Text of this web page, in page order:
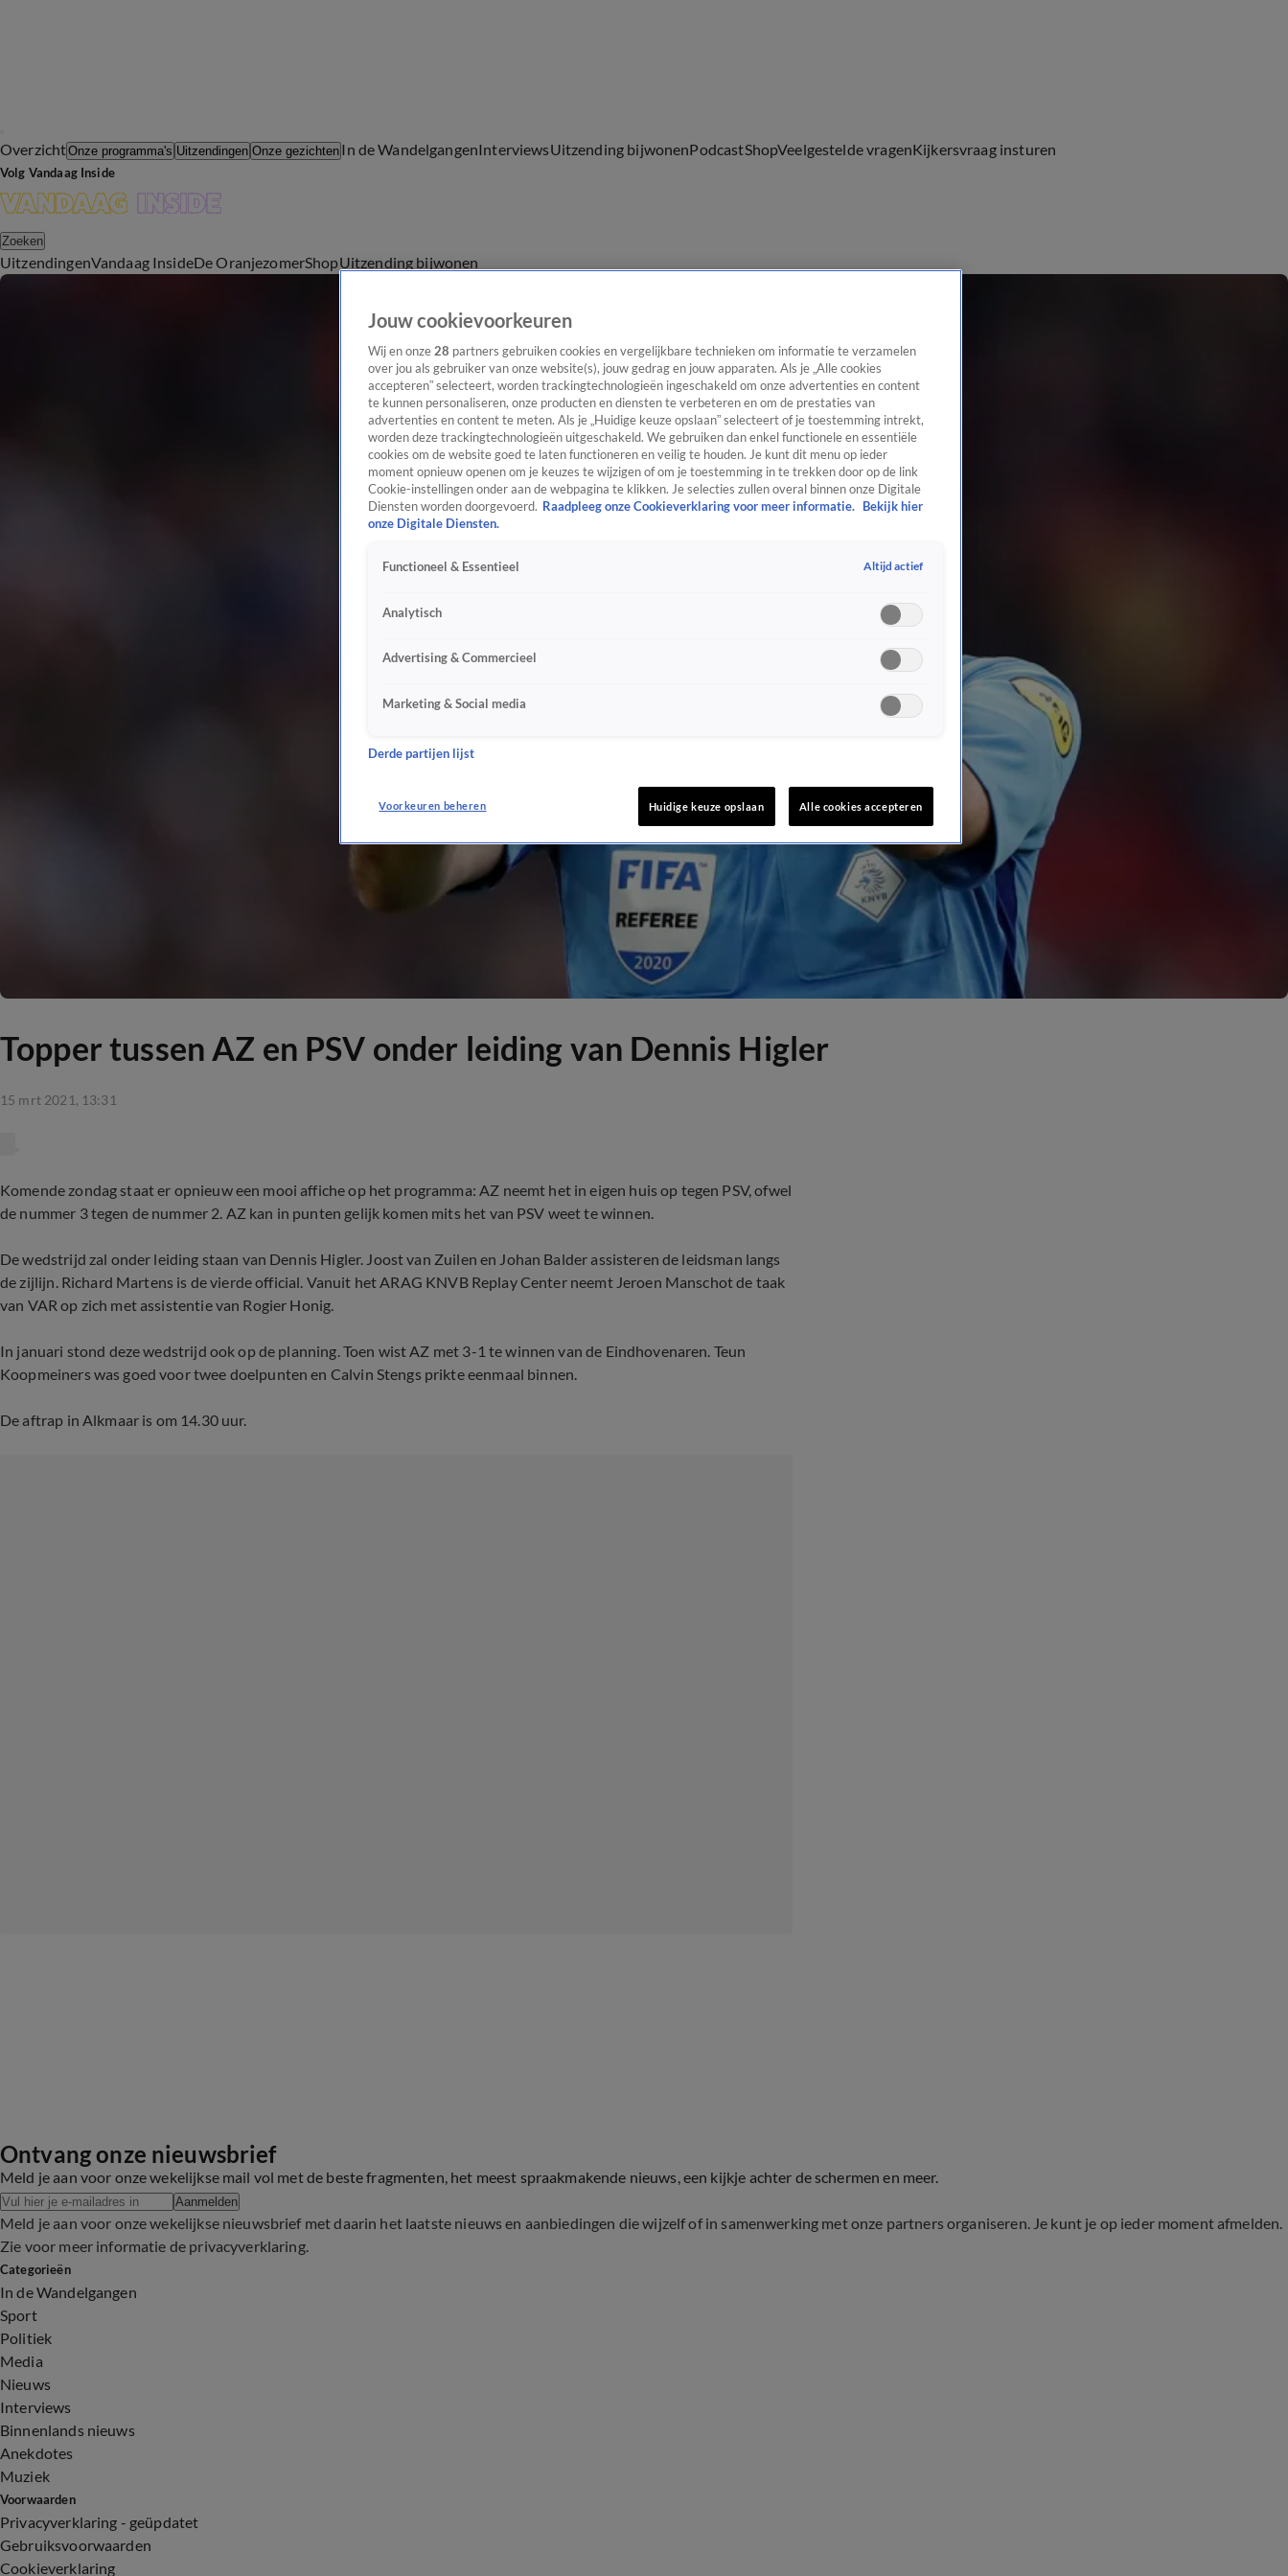
OverzichtOnze programma's Uitzendingen Onze gezichten In de WandelgangenInterviewsUitzending bijwonenPodcastShopVeelgestelde vragenKijkersvraag insturen
Volg Vandaag Inside
Zoeken
UitzendingenVandaag InsideDe OranjezomerShopUitzending bijwonen
Topper tussen AZ en PSV onder leiding van Dennis Higler
15 mrt 2021, 13:31
Komende zondag staat er opnieuw een mooi affiche op het programma: AZ neemt het in eigen huis op tegen PSV, ofwel
de nummer 3 tegen de nummer 2. AZ kan in punten gelijk komen mits het van PSV weet te winnen.
De wedstrijd zal onder leiding staan van Dennis Higler. Joost van Zuilen en Johan Balder assisteren de leidsman langs
de zijlijn. Richard Martens is de vierde official. Vanuit het ARAG KNVB Replay Center neemt Jeroen Manschot de taak
van VAR op zich met assistentie van Rogier Honig.
In januari stond deze wedstrijd ook op de planning. Toen wist AZ met 3-1 te winnen van de Eindhovenaren. Teun
Koopmeiners was goed voor twee doelpunten en Calvin Stengs prikte eenmaal binnen.
De aftrap in Alkmaar is om 14.30 uur.
Ontvang onze nieuwsbrief
Meld je aan voor onze wekelijkse mail vol met de beste fragmenten, het meest spraakmakende nieuws, een kijkje achter de schermen en meer.
Aanmelden
Meld je aan voor onze wekelijkse nieuwsbrief met daarin het laatste nieuws en aanbiedingen die wijzelf of in samenwerking met onze partners organiseren. Je kunt je op ieder moment afmelden.
Zie voor meer informatie de privacyverklaring.
Categorieën
In de Wandelgangen
Sport
Politiek
Media
Nieuws
Interviews
Binnenlands nieuws
Anekdotes
Muziek
Voorwaarden
Privacyverklaring - geüpdatet
Gebruiksvoorwaarden
Cookieverklaring
Jouw cookievoorkeuren
Wij en onze 28 partners gebruiken cookies en vergelijkbare technieken om informatie te verzamelen
over jou als gebruiker van onze website(s), jouw gedrag en jouw apparaten. Als je „Alle cookies
accepteren” selecteert, worden trackingtechnologieën ingeschakeld om onze advertenties en content
te kunnen personaliseren, onze producten en diensten te verbeteren en om de prestaties van
advertenties en content te meten. Als je „Huidige keuze opslaan” selecteert of je toestemming intrekt,
worden deze trackingtechnologieën uitgeschakeld. We gebruiken dan enkel functionele en essentiële
cookies om de website goed te laten functioneren en veilig te houden. Je kunt dit menu op ieder
moment opnieuw openen om je keuzes te wijzigen of om je toestemming in te trekken door op de link
Cookie-instellingen onder aan de webpagina te klikken. Je selecties zullen overal binnen onze Digitale
Diensten worden doorgevoerd. Raadpleeg onze Cookieverklaring voor meer informatie.
Bekijk hier
onze Digitale Diensten.
Functioneel & Essentieel Altijd actief
Analytisch
Advertising & Commercieel
Marketing & Social media
Derde partijen lijst
Voorkeuren beheren Huidige keuze opslaan Alle cookies accepteren